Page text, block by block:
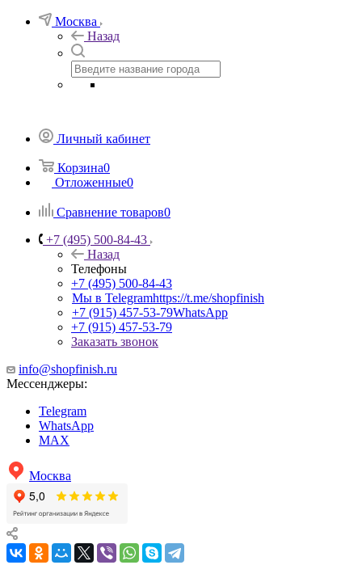
Москва
Назад
Личный кабинет
Корзина0
Отложенные0
Сравнение товаров0
+7 (495) 500-84-43
Назад
Телефоны
+7 (495) 500-84-43
Мы в Telegramhttps://t.me/shopfinish
+7 (915) 457-53-79WhatsApp
+7 (915) 457-53-79
Заказать звонок
info@shopfinish.ru
Мессенджеры:
Telegram
WhatsApp
MAX
Москва